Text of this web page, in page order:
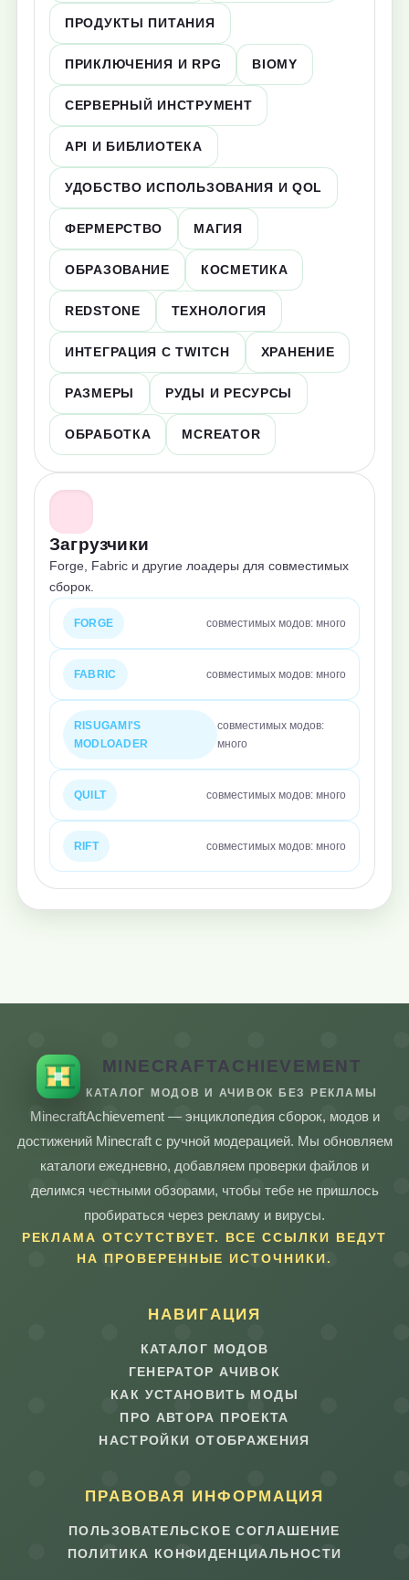
ПРОДУКТЫ ПИТАНИЯ
ПРИКЛЮЧЕНИЯ И RPG BIOMY
СЕРВЕРНЫЙ ИНСТРУМЕНТ
API И БИБЛИОТЕКА
УДОБСТВО ИСПОЛЬЗОВАНИЯ И QOL
ФЕРМЕРСТВО МАГИЯ
ОБРАЗОВАНИЕ КОСМЕТИКА
REDSTONE ТЕХНОЛОГИЯ
ИНТЕГРАЦИЯ С TWITCH ХРАНЕНИЕ
РАЗМЕРЫ РУДЫ И РЕСУРСЫ
ОБРАБОТКА MCREATOR
Загрузчики
Forge, Fabric и другие лоадеры для совместимых
сборок.
FORGE совместимых модов: много
FABRIC совместимых модов: много
RISUGAMI'S
MODLOADER
совместимых модов:
много
QUILT совместимых модов: много
RIFT совместимых модов: много
MINECRAFTACHIEVEMENT
КАТАЛОГ МОДОВ И АЧИВОК БЕЗ РЕКЛАМЫ
MinecraftAchievement — энциклопедия сборок, модов и
достижений Minecraft с ручной модерацией. Мы обновляем
каталоги ежедневно, добавляем проверки файлов и
делимся честными обзорами, чтобы тебе не пришлось
пробираться через рекламу и вирусы.
РЕКЛАМА ОТСУТСТВУЕТ. ВСЕ ССЫЛКИ ВЕДУТ
НА ПРОВЕРЕННЫЕ ИСТОЧНИКИ.
НАВИГАЦИЯ
КАТАЛОГ МОДОВ
ГЕНЕРАТОР АЧИВОК
КАК УСТАНОВИТЬ МОДЫ
ПРО АВТОРА ПРОЕКТА
НАСТРОЙКИ ОТОБРАЖЕНИЯ
ПРАВОВАЯ ИНФОРМАЦИЯ
ПОЛЬЗОВАТЕЛЬСКОЕ СОГЛАШЕНИЕ
ПОЛИТИКА КОНФИДЕНЦИАЛЬНОСТИ